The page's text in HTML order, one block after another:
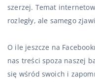
szerzej. Temat
rozległy, ale samego
O ile jeszcze na
nas treści spoza naszej
się wśród swoich i